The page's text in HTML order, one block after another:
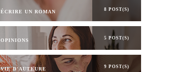
ÉCRIRE UN ROMAN 8 POST(S)
OPINIONS 5 POST(S)
VIE D'AUTEURE 9 POST(S)